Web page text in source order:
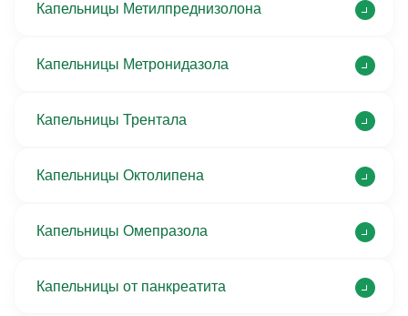
Капельницы Метилпреднизолона
Капельницы Метронидазола
Капельницы Трентала
Капельницы Октолипена
Капельницы Омепразола
Капельницы от панкреатита